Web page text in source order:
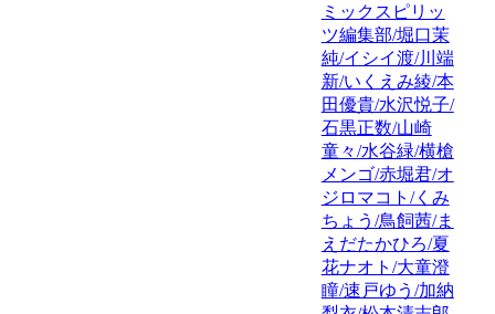
ミックスピリッ
ツ編集部/堀口茉
純/イシイ渡/川端
新/いくえみ綾/本
田優貴/水沢悦子/
石黒正数/山崎
童々/水谷緑/横槍
メンゴ/赤堀君/オ
ジロマコト/くみ
ちょう/鳥飼茜/ま
えだたかひろ/夏
花ナオト/大童澄
瞳/速戸ゆう/加納